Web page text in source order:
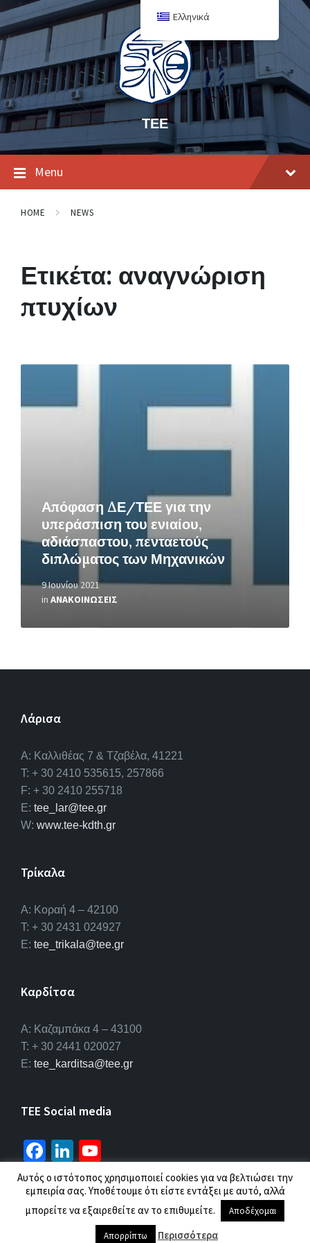
ΤΕΕ
Menu
HOME NEWS
Ετικέτα: αναγνώριση
πτυχίων
Απόφαση ΔΕ/ΤΕΕ για την
υπεράσπιση του ενιαίου,
αδιάσπαστου, πενταετούς
διπλώματος των Μηχανικών
9 Ιουνίου 2021
in ΑΝΑΚΟΙΝΩΣΕΙΣ
Περισσότερα
Λάρισα
A: Καλλιθέας 7 & Τζαβέλα, 41221
T: + 30 2410 535615, 257866
F: + 30 2410 255718
E: tee_lar@tee.gr
W: www.tee-kdth.gr
Τρίκαλα
Α: Κοραή 4 – 42100
T: + 30 2431 024927
E: tee_trikala@tee.gr
Καρδίτσα
Α: Καζαμπάκα 4 – 43100
T: + 30 2441 020027
E: tee_karditsa@tee.gr
TEE Social media
Fa
ce
b
o
Li
n
ke
dI
u
T
u
© 2026 ΤΕΕ |Πολιτική προσωπικών δεδομένων
Αυτός ο ιστότοπος χρησιμοποιεί cookies για να βελτιώσει την
εμπειρία σας. Υποθέτουμε ότι είστε εντάξει με αυτό, αλλά
μπορείτε να εξαιρεθείτε αν το επιθυμείτε.
Αποδέχομαι
Απορρίπτω Περισσότερα
Ελληνικά